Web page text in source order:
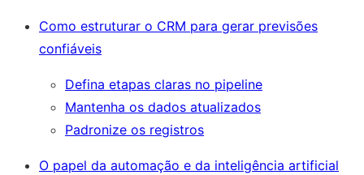
Como estruturar o CRM para gerar previsões
confiáveis
Defina etapas claras no pipeline
Mantenha os dados atualizados
Padronize os registros
O papel da automação e da inteligência artificial